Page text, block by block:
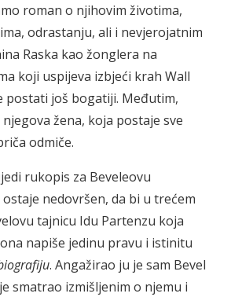
roman o njihovim životima,
odrastanju, ali i nevjerojatnim
Raska kao žonglera na
koji uspijeva izbjeći krah Wall
postati još bogatiji. Međutim,
žena, koja postaje sve
odmiče.
rukopis za Beveleovu
nedovršen, da bi u trećem
tajnicu Idu Partenzu koja
napiše jedinu pravu i istinitu
. Angažirao ju je sam Bevel
smatrao izmišljenim o njemu i